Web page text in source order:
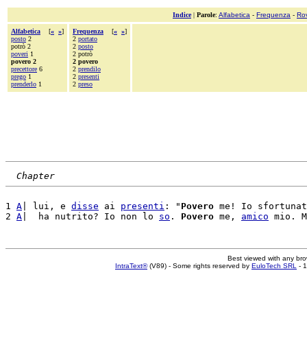
Indice| Parole: Alfabetica - Frequenza -
Alfabetica [« »]
posto 2
potrò 2
poveri 1
povero 2
precettore 6
prego 1
prenderlo 1
Frequenza [« »]
2 portato
2 posto
2 potrò
2 povero
2 prendilo
2 presenti
2 preso
Chapter
1 A | lui, e disse ai presenti : " Povero me! Io
2 A |  ha nutrito? Io non lo so . Povero me, amico
Best viewed with any
IntraText®(V89) - Some rights reserved by EuloTech SRL -